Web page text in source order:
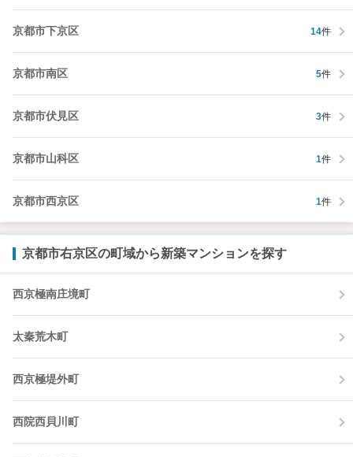
京都市下京区 14件
京都市南区 5件
京都市伏見区 3件
京都市山科区 1件
京都市西京区 1件
京都市右京区の町域から新築マンションを探す
西京極南庄境町
太秦荒木町
西京極堤外町
西院西貝川町